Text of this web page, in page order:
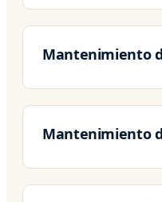
Mantenimiento
Mantenimiento